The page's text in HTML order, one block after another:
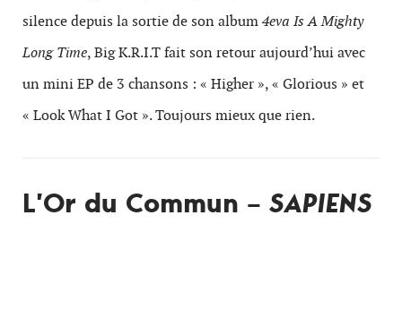
silence depuis la sortie de son album4eva Is A Mighty
Long Time, Big K.R.I.T fait son retour aujourd’hui avec
un mini EP de 3 chansons : « Higher », « Glorious » et
« Look What I Got ». Toujours mieux que rien.
L’Or du Commun – SAPIENS